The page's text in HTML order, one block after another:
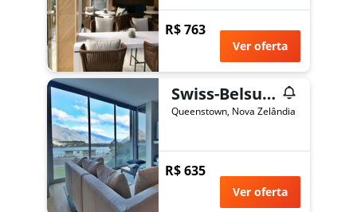
R$ 763
Ver oferta
Swiss-Belsuites Pounamu Queenstown
Queenstown, Nova Zelândia
R$ 635
Ver oferta